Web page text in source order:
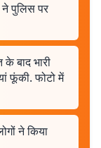
ने पुलिस पर
बाद भारी
फूंकी. फोटो में
ने किया